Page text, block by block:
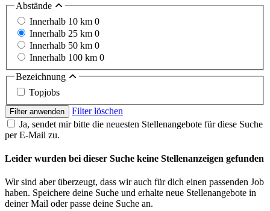
Abstände
Innerhalb 10 km 0
Innerhalb 25 km 0
Innerhalb 50 km 0
Innerhalb 100 km 0
Bezeichnung
Topjobs
Filter anwenden
Filter löschen
Ja, sendet mir bitte die neuesten Stellenangebote für diese Suche
per E-Mail zu.
Leider wurden bei dieser Suche keine Stellenanzeigen gefunden
Wir sind aber überzeugt, dass wir auch für dich einen passenden Job
haben. Speichere deine Suche und erhalte neue Stellenangebote in
deiner Mail oder passe deine Suche an.